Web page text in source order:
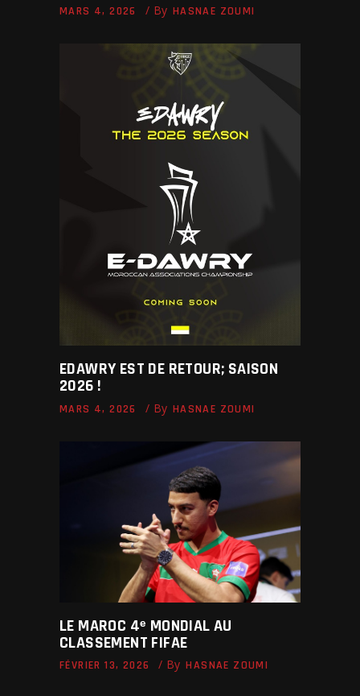
MARS 4, 2026 By HASNAE ZOUMI
EDAWRY EST DE RETOUR; SAISON
2026 !
MARS 4, 2026 By HASNAE ZOUMI
LE MAROC 4ᵉ MONDIAL AU
CLASSEMENT FIFAE
FÉVRIER 13, 2026 By HASNAE ZOUMI